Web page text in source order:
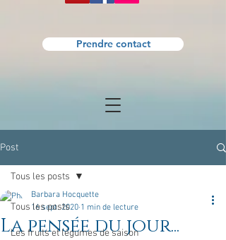
Prendre contact
Post
Tous les posts
Les fruits et légumes de saison
Tous les posts
La pensée du jour...
Barbara Hocquette
16 sept. 2020 1 min de lecture